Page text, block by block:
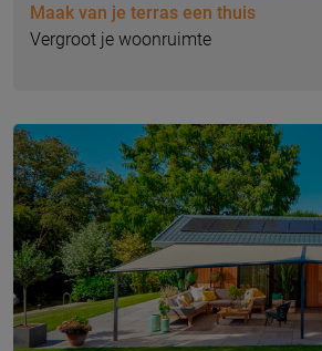
Maak van je terras een thuis
Vergroot je woonruimte